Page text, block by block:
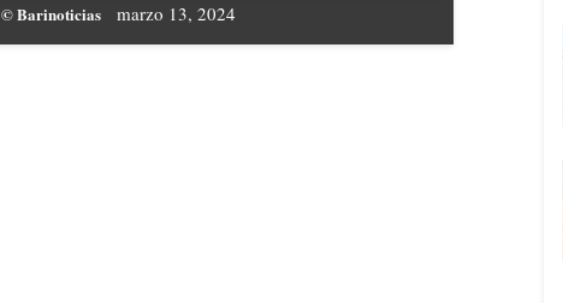
© Barinoticias marzo 13, 2024